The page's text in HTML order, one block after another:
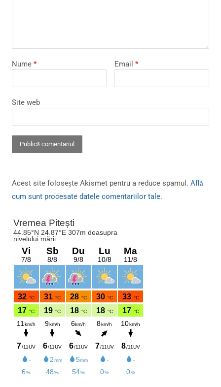
Nume * Email *
Site web
Acest site folosește Akismet pentru a reduce spamul. Află
cum sunt procesate datele comentariilor tale.